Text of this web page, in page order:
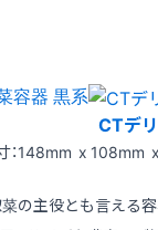
容器 黒系
CTデ
：148mm x 108mm
の主役とも言える